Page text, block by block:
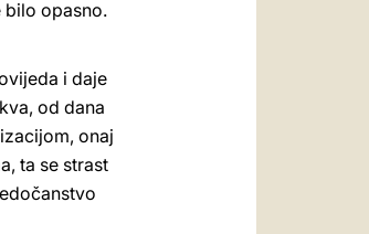
bilo opasno.
i daje
od dana
onaj
ta se strast